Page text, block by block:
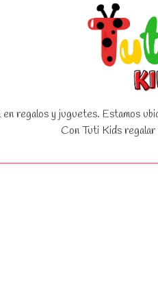
en regalos y juguetes. Estamos
Con Tuti Kids regalar